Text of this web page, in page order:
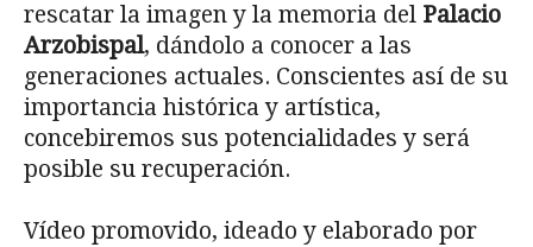
rescatar la imagen y la memoria del Palacio
Arzobispal, dándolo a conocer a las
generaciones actuales. Conscientes así de su
importancia histórica y artística,
concebiremos sus potencialidades y será
posible su recuperación.
Vídeo promovido, ideado y elaborado por